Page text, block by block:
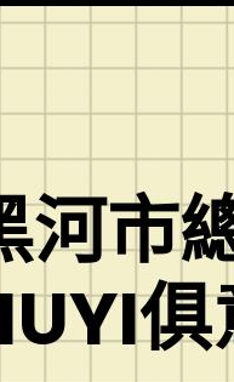
河市
俱